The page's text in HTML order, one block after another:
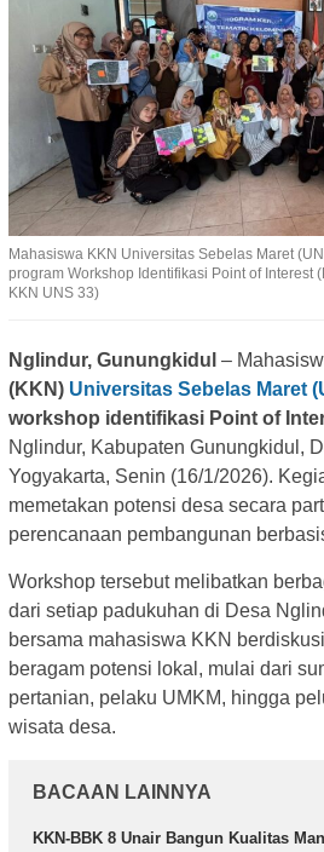
Mahasiswa KKN Universitas Sebelas Maret
program Workshop Identifikasi Point of Interest
KKN UNS 33)
Nglindur, Gunungkidul –
(KKN) Universitas Sebelas Maret
workshop identifikasi Point of
Nglindur, Kabupaten Gunungkidul,
Yogyakarta, Senin (16/1/2026).
memetakan potensi desa secara
perencanaan pembangunan
Workshop tersebut melibatkan
dari setiap padukuhan di Desa
bersama mahasiswa KKN
beragam potensi lokal, mulai dari
pertanian, pelaku UMKM, hingga
wisata desa.
BACAAN LAINNYA
KKN-BBK 8 Unair Bangun Kualitas